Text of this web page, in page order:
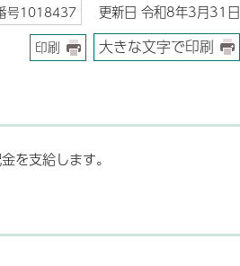
号1018437 更新日 令和8年3月31日
印刷 大きな文字で印刷
を支給します。